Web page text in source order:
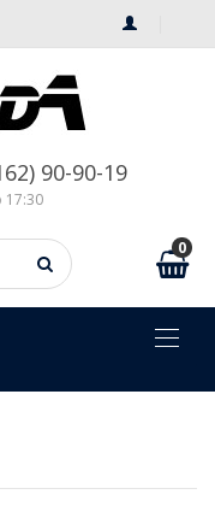
90-90-19
17:30
0